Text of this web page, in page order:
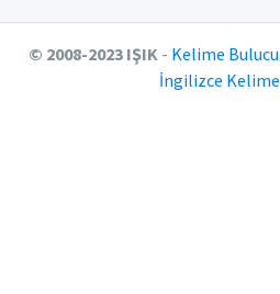
© 2008-2023 IŞIK- Kelime Bulucu
İngilizce